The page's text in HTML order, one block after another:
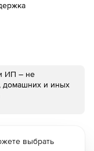
ИП – не
домашних и иных
выбрать